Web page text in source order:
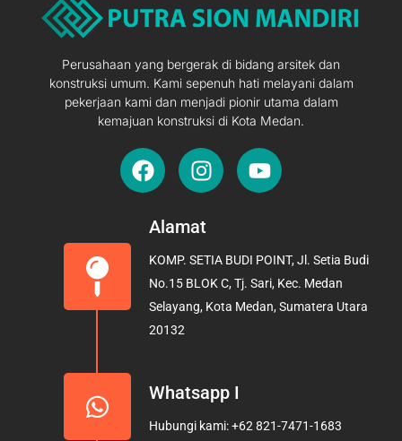
Perusahaan yang bergerak di bidang arsitek dan
konstruksi umum. Kami sepenuh hati melayani dalam
pekerjaan kami dan menjadi pionir utama dalam
kemajuan konstruksi di Kota Medan.
F
a
e
o
o
k
I
n
t
g
r
a
Y
o
b
e
Alamat
KOMP. SETIA BUDI POINT, Jl. Setia Budi
No.15 BLOK C, Tj. Sari, Kec. Medan
Selayang, Kota Medan, Sumatera Utara
20132
Whatsapp I
Hubungi kami: +62 821-7471-1683